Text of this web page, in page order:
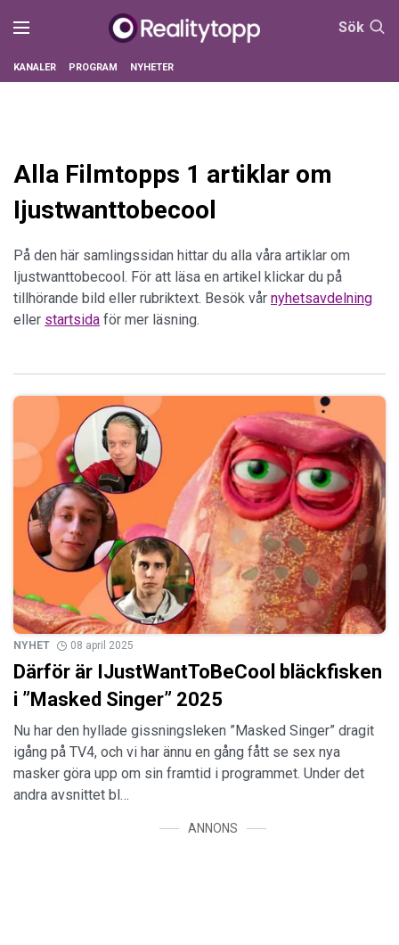
Sök
KANALER PROGRAM NYHETER
Alla Filmtopps 1 artiklar om
Ijustwanttobecool
På den här samlingssidan hittar du alla våra artiklar om
Ijustwanttobecool. För att läsa en artikel klickar du på
tillhörande bild eller rubriktext. Besök vår nyhetsavdelning
eller startsida för mer läsning.
NYHET 08 april 2025
Därför är IJustWantToBeCool bläckfisken
i ”Masked Singer” 2025
Nu har den hyllade gissningsleken ”Masked Singer” dragit
igång på TV4, och vi har ännu en gång fått se sex nya
masker göra upp om sin framtid i programmet. Under det
andra avsnittet bl…
ANNONS